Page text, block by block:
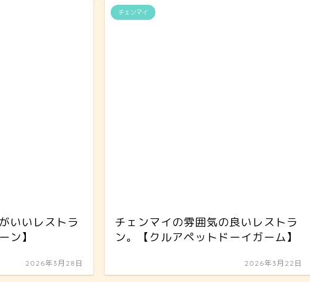
いいレストラ
ン】
2026年3月28日
チェンマイ
チェンマイの雰囲気の良いレストラ
ン。【クルアペットドーイガーム】
2026年3月22日